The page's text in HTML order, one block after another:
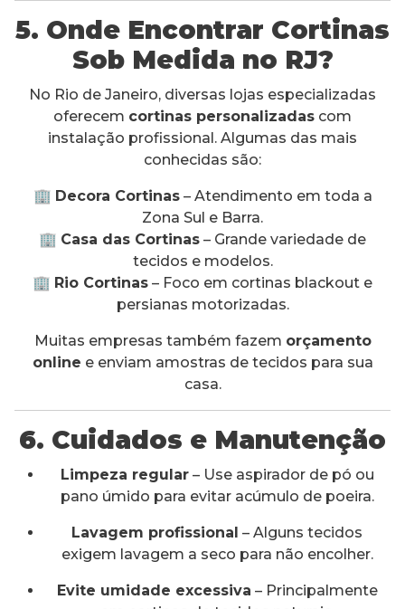
5. Onde Encontrar Cortinas
Sob Medida no RJ?
No Rio de Janeiro, diversas lojas especializadas
oferecem cortinas personalizadas com
instalação profissional. Algumas das mais
conhecidas são:
🏢 Decora Cortinas– Atendimento em toda a
Zona Sul e Barra.
🏢 Casa das Cortinas – Grande variedade de
tecidos e modelos.
🏢 Rio Cortinas – Foco em cortinas blackout e
persianas motorizadas.
Muitas empresas também fazem orçamento
online e enviam amostras de tecidos para sua
casa.
6. Cuidados e Manutenção
Limpeza regular– Use aspirador de pó ou
pano úmido para evitar acúmulo de poeira.
Lavagem profissional – Alguns tecidos
exigem lavagem a seco para não encolher.
Evite umidade excessiva – Principalmente